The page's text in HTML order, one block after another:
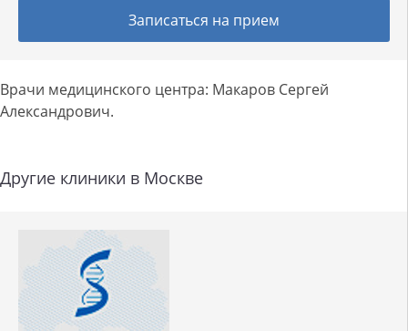
Записаться на прием
Врачи медицинского центра: Макаров Сергей
Александрович.
Другие клиники в Москве